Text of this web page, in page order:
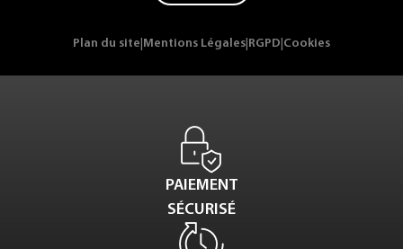
Plan du site Mentions Légales RGPD Cookies
PAIEMENT
SÉCURISÉ